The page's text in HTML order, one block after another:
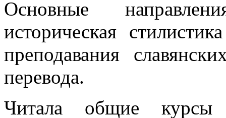
Основные
историческая
преподавания
перевода.
Читала общие курсы